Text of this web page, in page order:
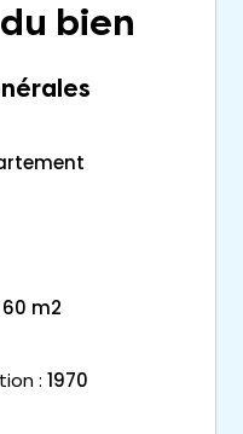
bien
60 m2
: 1970